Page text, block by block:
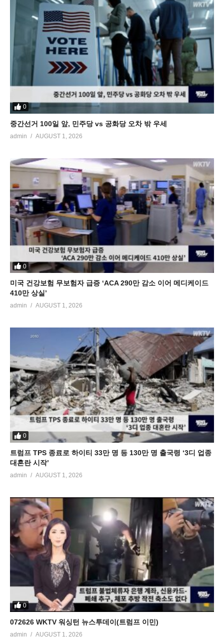
0
중간선거 100일 앞, 민주당 vs 공화당 오차 밖 우세
admin AUGUST 1, 2026
0
미국 건강보험 무보험자 급증 ‘ACA 290만 감소 이어 메디케이드
410만 상실’
admin AUGUST 1, 2026
0
트럼프 TPS 종료로 하이티 33만 명 등 130만 명 출국령 ‘3디 업종
대혼란 시작’
admin AUGUST 1, 2026
0
072626 WKTV 워싱턴 뉴스투데이(트럼프 이민)
admin AUGUST 1, 2026